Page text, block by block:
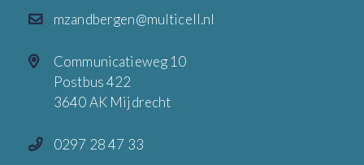
mzandbergen@multicell.nl
Communicatieweg 10
Postbus 422
3640 AK Mijdrecht
0297 28 47 33